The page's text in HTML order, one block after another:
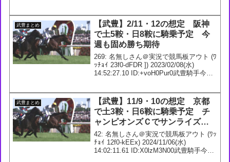
ー — 競馬ラボ (@keibalab) Jun...
武豊まとめ
【武豊】2/11・12の想定 阪神
で土5鞍・日8鞍に騎乗予定 今
週も固め勝ち期待
269: 名無しさん＠実況で競馬板アウト (ﾜ
ｯﾁｮｲ 23f0-dFDR ]) 2023/02/08(水)
14:52:27.10 ID:+voH0Pur0武豊騎手今週
武豊まとめ
【武豊】11/9・10の想定 京都
で土3鞍・日6鞍に騎乗予定 チ
ャンピオンズＣでサンライズジ
パングに騎乗が決定
42: 名無しさん＠実況で競馬板アウト (ﾜｯ
ﾁｮｲ 12f0-kEEx) 2024/11/06(水)
14:02:11.61 ID:X0lzM3N00武豊騎手今週